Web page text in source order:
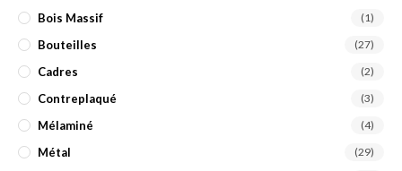
Bois Massif (1)
Bouteilles (27)
Cadres (2)
Contreplaqué (3)
Mélaminé (4)
Métal (29)